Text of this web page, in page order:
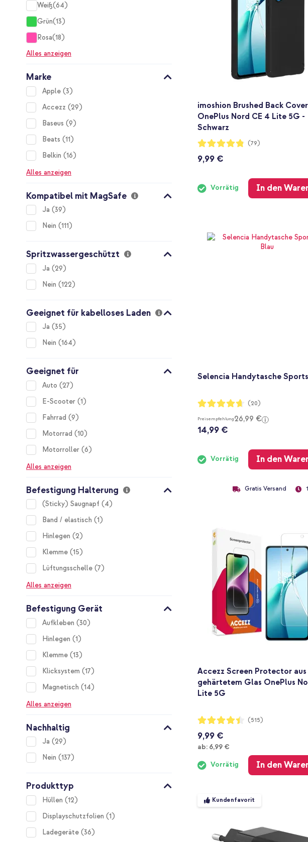
imoshion Brushed Back Cover
OnePlus Nord CE 4 Lite 5G -
Schwarz
Bewertung:
96%
(79)
9,99 €
Vorrätig In den
Selencia Handytasche
Bewertung:
93%
(20)
Preisempfehlung26,99 €
14,99 €
Vorrätig In den
Gratis Versand
Accezz Screen Protector aus
gehärtetem Glas OnePlus
Lite 5G
Bewertung:
89%
(515)
9,99 €
ab: Ab
6,99 €
Vorrätig In den
Kundenfavorit
Weiß 64
items
Grün 13
items
Rosa 18
items
Alles anzeigen
Marke
Apple 3
items
Accezz
29
items
Baseus
9
items
Beats
11
items
Belkin
16
items
Alles anzeigen
Kompatibel mit MagSafe
Ja 39
items
Nein
111
items
Spritzwassergeschützt
Ja 29
items
Nein
122
items
Geeignet für kabelloses Laden
Ja 35
items
Nein
164
items
Geeignet für
Auto 27
items
E-Scooter 1
item
Fahrrad
9
items
Motorrad
10
items
Motorroller 6
items
Alles anzeigen
Befestigung Halterung
(Sticky) Saugnapf 4
items
Band / elastisch
1
item
Hinlegen
2
items
Klemme 15
items
Lüftungsschelle 7
items
Alles anzeigen
Befestigung Gerät
Aufkleben 30
items
Hinlegen
1
item
Klemme 13
items
Klicksystem
17
items
Magnetisch
14
items
Alles anzeigen
Nachhaltig
Ja 29
items
Nein
137
items
Produkttyp
Hüllen 12
items
Displayschutzfolien
1
item
Ladegeräte 36
items